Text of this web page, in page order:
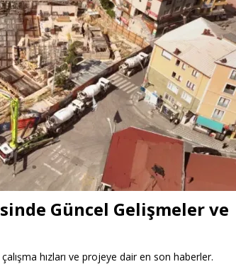
Güncel Gelişmeler ve
hızları ve projeye dair en son haberler.